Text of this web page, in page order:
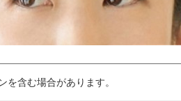
を含む場合があります。